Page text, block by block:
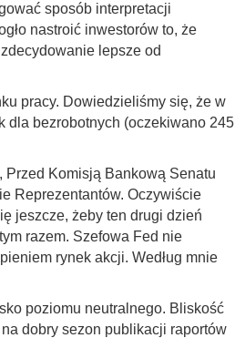
sposób interpretacji
nastroić inwestorów to, że
lepsze od
pracy. Dowiedzieliśmy się, że w
dla bezrobotnych (oczekiwano 245
Przed Komisją Bankową Senatu
Reprezentantów. Oczywiście
jeszcze, żeby ten drugi dzień
razem. Szefowa Fed nie
rynek akcji. Według mnie
poziomu neutralnego. Bliskość
dobry sezon publikacji raportów